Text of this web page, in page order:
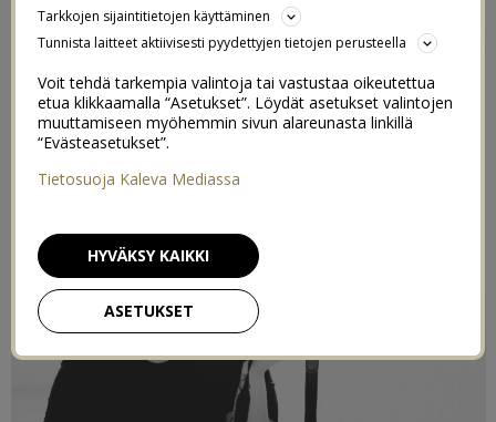
Tarkkojen sijaintitietojen käyttäminen
Tunnista laitteet aktiivisesti pyydettyjen tietojen perusteella
Voit tehdä tarkempia valintoja tai vastustaa oikeutettua
etua klikkaamalla “Asetukset”. Löydät asetukset valintojen
muuttamiseen myöhemmin sivun alareunasta linkillä
“Evästeasetukset”.
Tietosuoja Kaleva Mediassa
ASETUKSET
HYVÄKSY KAIKKI